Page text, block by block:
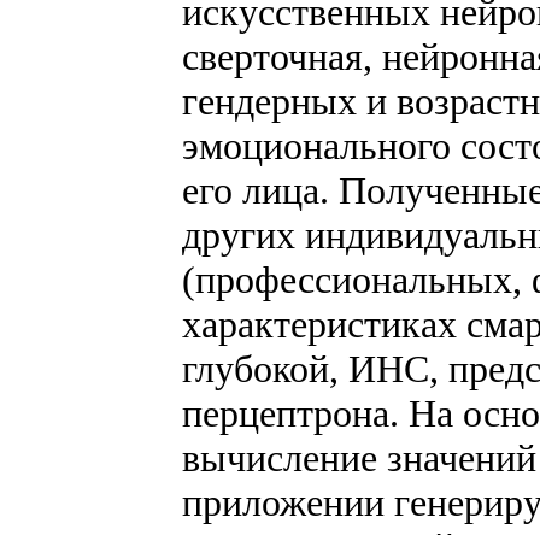
искусственных
сверточная,
гендерных и
эмоционального
его лица.
других
(профессиональных,
характеристиках
глубокой, ИНС,
перцептрона. На
вычисление
приложении